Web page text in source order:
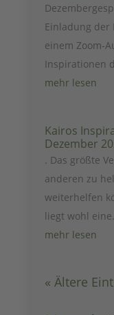
Einladung der
einem Zoom-
Inspirationen
mehr lesen
Kairos
Dezember
. Das größte
anderen zu
weiterhelfen
liegt wohl
mehr lesen
« Ältere